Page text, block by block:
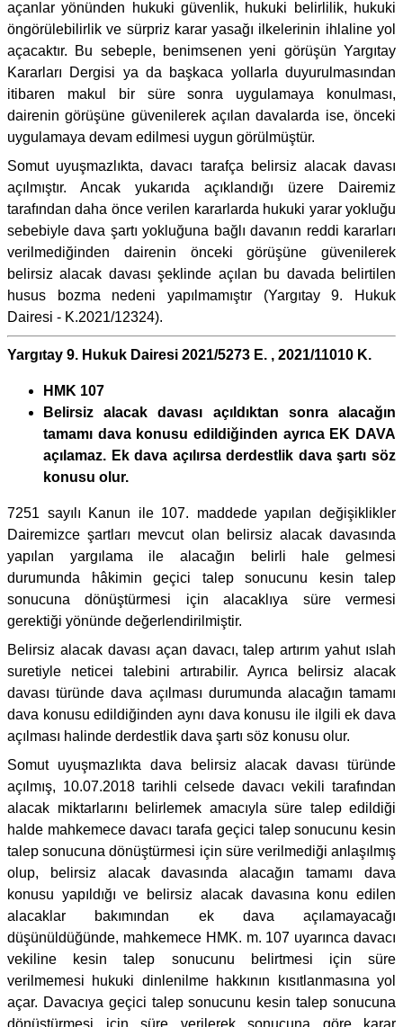
açanlar yönünden hukuki güvenlik, hukuki belirlilik, hukuki
öngörülebilirlik ve sürpriz karar yasağı ilkelerinin ihlaline yol
açacaktır. Bu sebeple, benimsenen yeni görüşün Yargıtay
Kararları Dergisi ya da başkaca yollarla duyurulmasından
itibaren makul bir süre sonra uygulamaya konulması,
dairenin görüşüne güvenilerek açılan davalarda ise, önceki
uygulamaya devam edilmesi uygun görülmüştür.
Somut uyuşmazlıkta, davacı tarafça belirsiz alacak davası
açılmıştır. Ancak yukarıda açıklandığı üzere Dairemiz
tarafından daha önce verilen kararlarda hukuki yarar yokluğu
sebebiyle dava şartı yokluğuna bağlı davanın reddi kararları
verilmediğinden dairenin önceki görüşüne güvenilerek
belirsiz alacak davası şeklinde açılan bu davada belirtilen
husus bozma nedeni yapılmamıştır (Yargıtay 9. Hukuk
Dairesi - K.2021/12324).
Yargıtay 9. Hukuk Dairesi 2021/5273 E. , 2021/11010 K.
HMK 107
Belirsiz alacak davası açıldıktan sonra alacağın
tamamı dava konusu edildiğinden ayrıca EK DAVA
açılamaz. Ek dava açılırsa derdestlik dava şartı söz
konusu olur.
7251 sayılı Kanun ile 107. maddede yapılan değişiklikler
Dairemizce şartları mevcut olan belirsiz alacak davasında
yapılan yargılama ile alacağın belirli hale gelmesi
durumunda hâkimin geçici talep sonucunu kesin talep
sonucuna dönüştürmesi için alacaklıya süre vermesi
gerektiği yönünde değerlendirilmiştir.
Belirsiz alacak davası açan davacı, talep artırım yahut ıslah
suretiyle neticei talebini artırabilir. Ayrıca belirsiz alacak
davası türünde dava açılması durumunda alacağın tamamı
dava konusu edildiğinden aynı dava konusu ile ilgili ek dava
açılması halinde derdestlik dava şartı söz konusu olur.
Somut uyuşmazlıkta dava belirsiz alacak davası türünde
açılmış, 10.07.2018 tarihli celsede davacı vekili tarafından
alacak miktarlarını belirlemek amacıyla süre talep edildiği
halde mahkemece davacı tarafa geçici talep sonucunu kesin
talep sonucuna dönüştürmesi için süre verilmediği anlaşılmış
olup, belirsiz alacak davasında alacağın tamamı dava
konusu yapıldığı ve belirsiz alacak davasına konu edilen
alacaklar bakımından ek dava açılamayacağı
düşünüldüğünde, mahkemece HMK. m. 107 uyarınca davacı
vekiline kesin talep sonucunu belirtmesi için süre
verilmemesi hukuki dinlenilme hakkının kısıtlanmasına yol
açar. Davacıya geçici talep sonucunu kesin talep sonucuna